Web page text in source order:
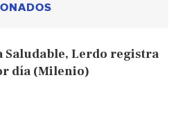
Saludable, Lerdo registra
día (Milenio)